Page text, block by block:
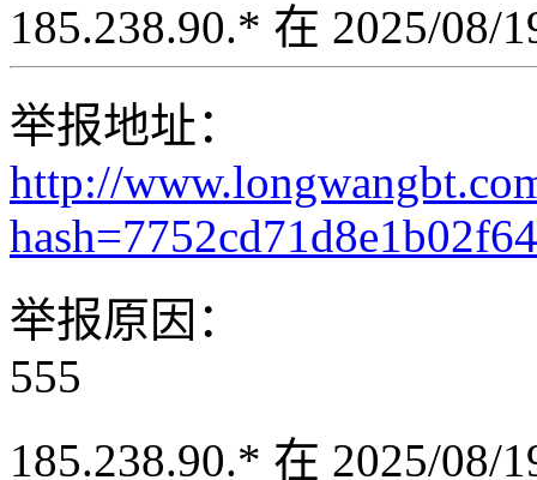
185.238.90.* 在 2025/08/
举报地址：
http://
举报原因：
555
185.238.90.* 在 2025/08/